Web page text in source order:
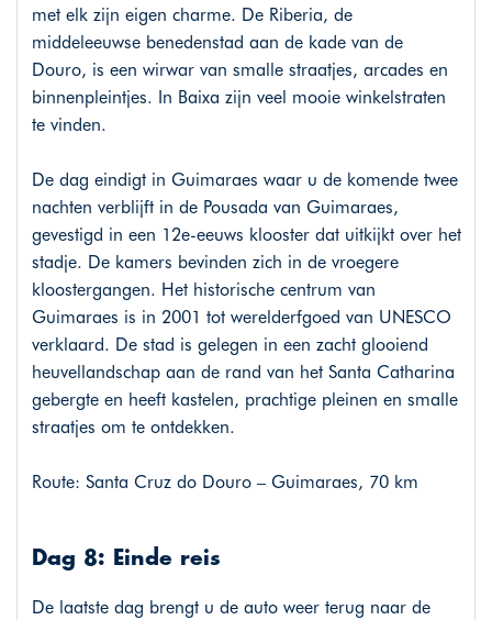
met elk zijn eigen charme. De Riberia, de
middeleeuwse benedenstad aan de kade van de
Douro, is een wirwar van smalle straatjes, arcades en
binnenpleintjes. In Baixa zijn veel mooie winkelstraten
te vinden.
De dag eindigt in Guimaraes waar u de komende twee
nachten verblijft in de Pousada van Guimaraes,
gevestigd in een 12e-eeuws klooster dat uitkijkt over het
stadje. De kamers bevinden zich in de vroegere
kloostergangen. Het historische centrum van
Guimaraes is in 2001 tot werelderfgoed van UNESCO
verklaard. De stad is gelegen in een zacht glooiend
heuvellandschap aan de rand van het Santa Catharina
gebergte en heeft kastelen, prachtige pleinen en smalle
straatjes om te ontdekken.
Route: Santa Cruz do Douro – Guimaraes, 70 km
Dag 8: Einde reis
De laatste dag brengt u de auto weer terug naar de